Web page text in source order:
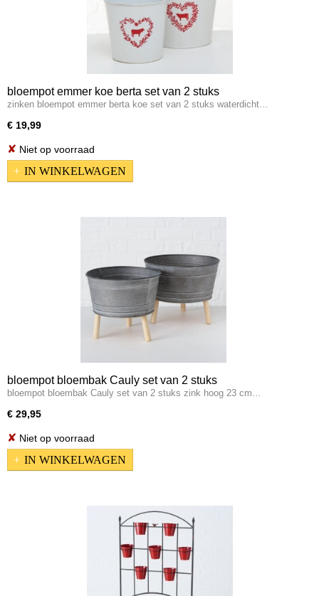
bloempot emmer koe berta set van 2 stuks
zinken bloempot emmer berta koe set van 2 stuks waterdicht…
€ 19,99
✘ Niet op voorraad
IN WINKELWAGEN
bloempot bloembak Cauly set van 2 stuks
bloempot bloembak Cauly set van 2 stuks zink hoog 23 cm…
€ 29,95
✘ Niet op voorraad
IN WINKELWAGEN